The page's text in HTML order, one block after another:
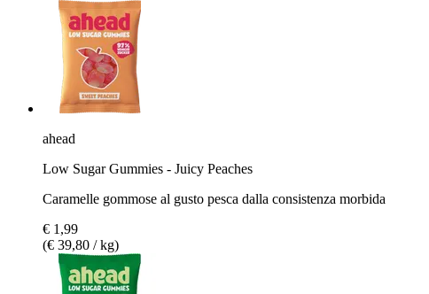
ahead
Low Sugar Gummies - Juicy Peaches
Caramelle gommose al gusto pesca dalla consistenza morbida
€ 1,99
(€ 39,80 / kg)